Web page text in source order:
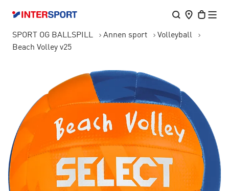
SPORT OG BALLSPILL Annen sport
Volleyball
Beach Volley v25